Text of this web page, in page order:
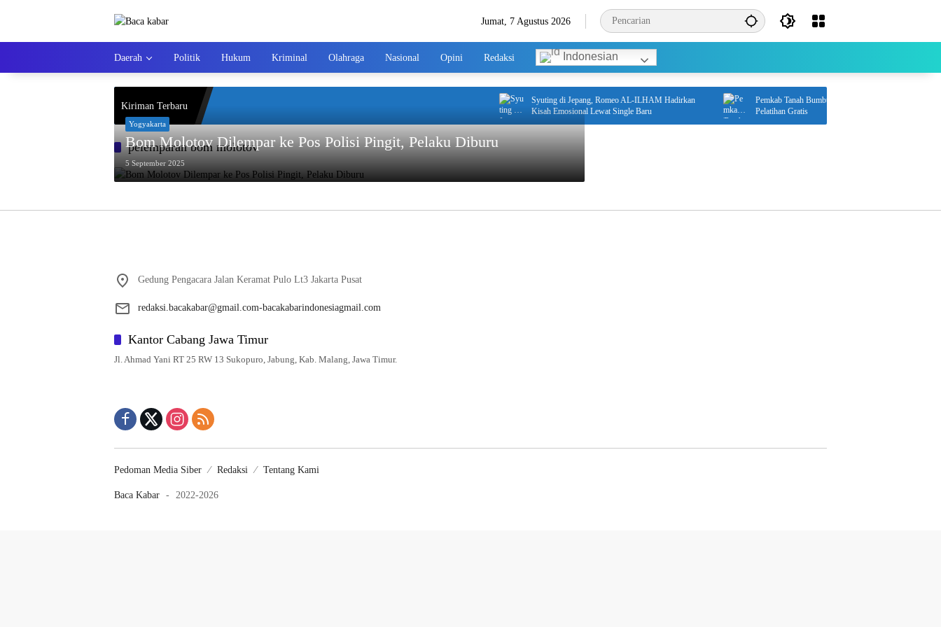
Jumat, 7 Agustus 2026
Daerah Politik Hukum Kriminal Olahraga Nasional Opini Redaksi Indonesian
Kiriman Terbaru
Syuting di Jepang, Romeo AL-ILHAM Hadirkan
Kisah Emosional Lewat Single Baru
Pemkab Tanah Bumbu Buka Peluang Kerja Lewat
Pelatihan Gratis
pelemparan bom molotov
Yogyakarta
Bom Molotov Dilempar ke Pos Polisi Pingit, Pelaku Diburu
5 September 2025
Gedung Pengacara Jalan Keramat Pulo Lt3 Jakarta Pusat
redaksi.bacakabar@gmail.com-bacakabarindonesiagmail.com
Kantor Cabang Jawa Timur
Jl. Ahmad Yani RT 25 RW 13 Sukopuro, Jabung, Kab. Malang, Jawa Timur.
Pedoman Media Siber Redaksi Tentang Kami
Baca Kabar - 2022-2026